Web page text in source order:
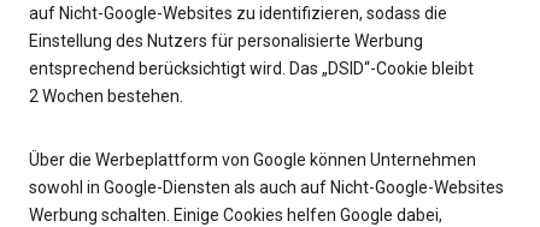
auf Nicht-Google-Websites zu identifizieren, sodass die
Einstellung des Nutzers für personalisierte Werbung
entsprechend berücksichtigt wird. Das „DSID“-Cookie bleibt
2 Wochen bestehen.
Über die Werbeplattform von Google können Unternehmen
sowohl in Google-Diensten als auch auf Nicht-Google-Websites
Werbung schalten. Einige Cookies helfen Google dabei,